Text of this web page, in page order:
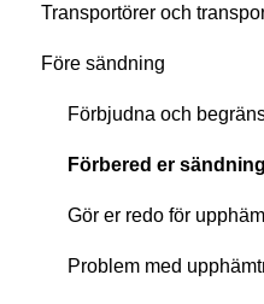
Om Sendify
Kom igång med Sendify
Transportörer och
Godstyp
UPS
DSV
FedEx
Sendify Freight
Före sändning
Förbjudna och
Förbered er sändning
Gör er redo för
Problem med